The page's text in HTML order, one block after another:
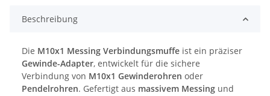
Beschreibung
Die M10x1 Messing Verbindungsmuffe ist ein präziser
Gewinde-Adapter, entwickelt für die sichere
Verbindung von M10x1 Gewinderohren oder
Pendelrohren. Gefertigt aus massivem Messing und